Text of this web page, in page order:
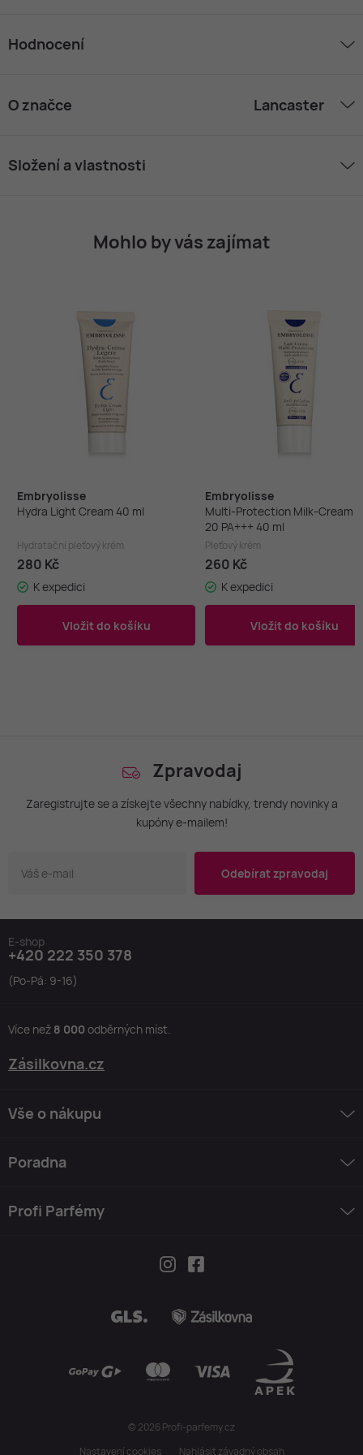
Hodnocení
O značce Lancaster
Složení a vlastnosti
Mohlo by vás zajímat
Embryolisse
Hydra Light Cream 40 ml
Hydratační pleťový krém
280 Kč
K expedici
Vložit do košíku
Embryolisse
Multi-Protection Milk-Cream
20 PA+++ 40 ml
Pleťový krém
260 Kč
K expedici
Vložit do košíku
Zpravodaj
Zaregistrujte se a získejte všechny nabídky, trendy novinky a
kupóny e-mailem!
Odebírat zpravodaj
E-shop
+420 222 350 378
(Po-Pá: 9-16)
Více než 8 000 odběrných míst.
Zásilkovna.cz
Vše o nákupu
Poradna
Profi Parfémy
© 2026 Profi-parfemy.cz
Nastavení cookies
Nahlásit závadný obsah